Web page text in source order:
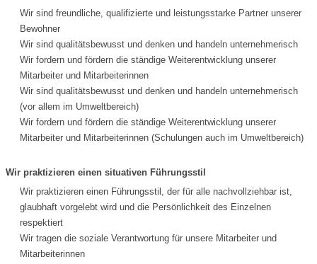
Wir sind freundliche, qualifizierte und leistungsstarke Partner unserer
Bewohner
Wir sind qualitätsbewusst und denken und handeln unternehmerisch
Wir fordern und fördern die ständige Weiterentwicklung unserer
Mitarbeiter und Mitarbeiterinnen
Wir sind qualitätsbewusst und denken und handeln unternehmerisch
(vor allem im Umweltbereich)
Wir fordern und fördern die ständige Weiterentwicklung unserer
Mitarbeiter und Mitarbeiterinnen (Schulungen auch im Umweltbereich)
Wir praktizieren einen situativen Führungsstil
Wir praktizieren einen Führungsstil, der für alle nachvollziehbar ist,
glaubhaft vorgelebt wird und die Persönlichkeit des Einzelnen
respektiert
Wir tragen die soziale Verantwortung für unsere Mitarbeiter und
Mitarbeiterinnen